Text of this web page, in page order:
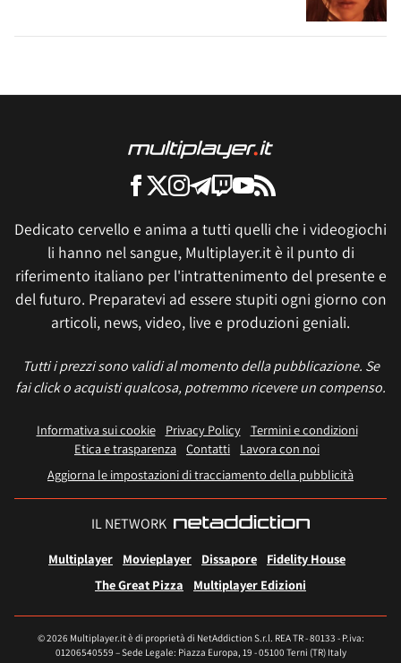
Dedicato cervello e anima a tutti quelli che i videogiochi
li hanno nel sangue, Multiplayer.it è il punto di
riferimento italiano per l'intrattenimento del presente e
del futuro. Preparatevi ad essere stupiti ogni giorno con
articoli, news, video, live e produzioni geniali.
Tutti i prezzi sono validi al momento della pubblicazione. Se
fai click o acquisti qualcosa, potremmo ricevere un compenso.
Informativa sui cookie Privacy Policy
Termini e condizioni
Etica e trasparenza Contatti
Lavora con noi
Aggiorna le impostazioni di tracciamento della pubblicità
IL NETWORK
Multiplayer Movieplayer Dissapore
Fidelity House
The Great Pizza
Multiplayer Edizioni
© 2026 Multiplayer.it è di proprietà di NetAddiction S.r.l. REA TR - 80133 - P.iva:
01206540559 – Sede Legale: Piazza Europa, 19 - 05100 Terni (TR) Italy